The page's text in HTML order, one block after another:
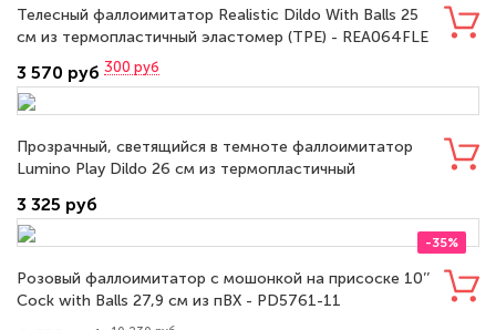
Телесный фаллоимитатор Realistic Dildo With Balls 25
см из термопластичный эластомер (TPE) - REA064FLE
3 570 руб 300 руб
Прозрачный, светящийся в темноте фаллоимитатор
Lumino Play Dildo 26 см из термопластичный
3 325 руб
-35%
Розовый фаллоимитатор с мошонкой на присоске 10’’
Cock with Balls 27,9 см из пВХ - PD5761-11